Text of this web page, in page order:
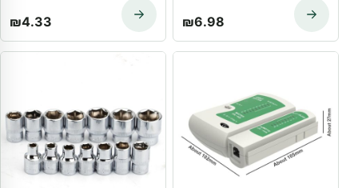
инструментов для
органайзер, набор
₪4.33
ключ с большой головкой,
ключ с регулируемой
ремонта автомобильный
₪6.98